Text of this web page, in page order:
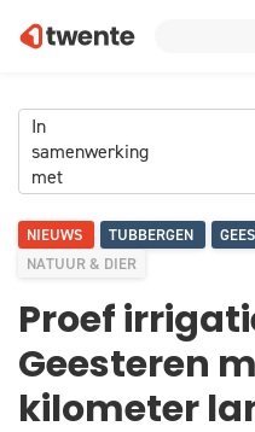
In
samenwerking
met
NIEUWS TUBBERGEN
NATUUR & DIER
Proef
Geesteren
kilometer